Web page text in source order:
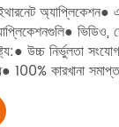
ভিডিও,
উচ্চ নির্ভুলতা
100% কারখানা